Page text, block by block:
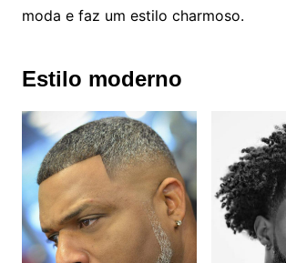
moda e faz um estilo charmoso.
Estilo moderno